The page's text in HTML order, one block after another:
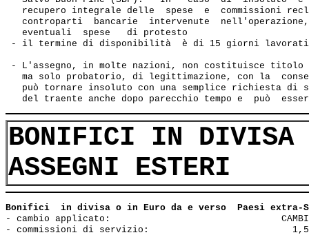
recupero integrale delle  spese  e  commissioni
controparti  bancarie  intervenute
   eventuali  spese   di protesto
- il termine di disponibilità  è di 15 giorni
- L'assegno, in molte nazioni, non costituisce titolo
ma solo probatorio, di legittimazione, con la
può tornare insoluto con una semplice richiesta di
BONIFICI IN DIVISA
ASSEGNI ESTERI
Bonifici  in divisa o in Euro da e verso  Paesi extra-
- cambio applicato:                               CAMBIO
- commissioni di servizio: